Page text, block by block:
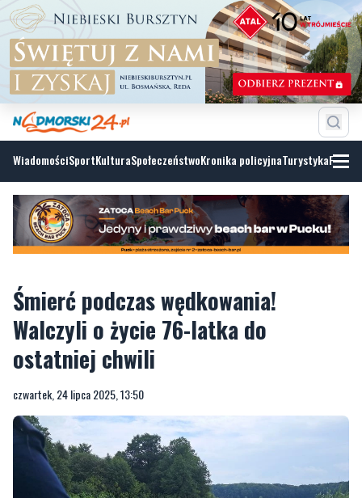
WiadomościSportKulturaSpołeczeństwoKronika policyjnaTurystyka
Śmierć podczas wędkowania!
Walczyli o życie 76-latka do
ostatniej chwili
czwartek, 24 lipca 2025, 13:50